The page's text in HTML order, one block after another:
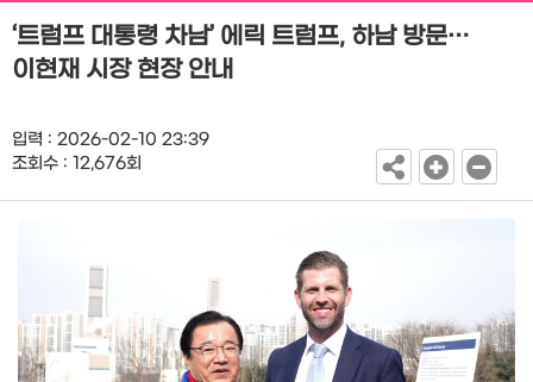
‘트럼프 대통령 차남’ 에릭 트럼프, 하남 방문…
이현재 시장 현장 안내
입력 : 2026-02-10 23:39
조회수 : 12,676회